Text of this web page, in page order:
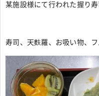
某施設様にて行われた握り寿
寿司、天麩羅、お吸い物、